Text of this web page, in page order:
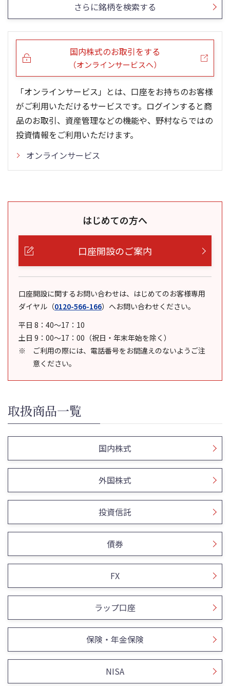
さらに銘柄を検索する
国内株式のお取引をする
（オンラインサービスへ）
「オンラインサービス」とは、口座をお持ちのお客様
がご利用いただけるサービスです。ログインすると商
品のお取引、資産管理などの機能や、野村ならではの
投資情報をご利用いただけます。
オンラインサービス
はじめての方へ
口座開設のご案内
口座開設に関するお問い合わせは、はじめてのお客様専用
ダイヤル （0120-566-166） へお問い合わせください。
平日 8：40～17：10
土日 9：00～17：00（祝日・年末年始を除く）
ご利用の際には、電話番号をお間違えのないようご注
意ください。
取扱商品一覧
国内株式
外国株式
投資信託
債券
FX
ラップ口座
保険・年金保険
NISA